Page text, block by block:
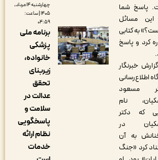
شما
پاسخ
نام
دکتر
در
آن
«جنگ
چهارشنبه ۱۴ مرداد,
۱۴۰۵ | ساعت:
برنامه ملی
پزشکی
خانواده،
عدالت در
سلامت و
پاسخگویی
نظام ارائه